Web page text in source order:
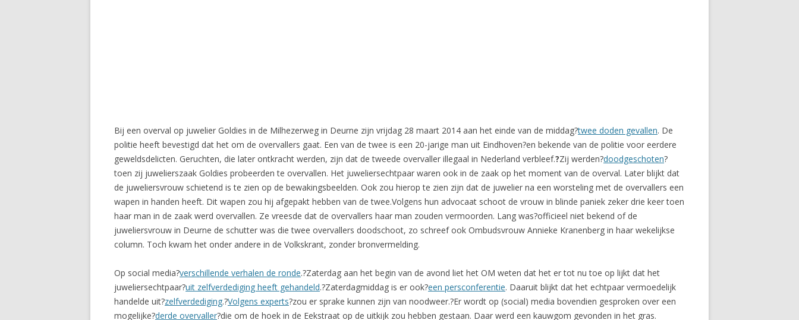
Bij een overval op juwelier Goldies in de Milhezerweg in Deurne zijn vrijdag 28 maart 2014 aan het einde van de middag?twee doden gevallen. De
politie heeft bevestigd dat het om de overvallers gaat. Een van de twee is een 20-jarige man uit Eindhoven?en bekende van de politie voor eerdere
geweldsdelicten. Geruchten, die later ontkracht werden, zijn dat de tweede overvaller illegaal in Nederland verbleef.?Zij werden?doodgeschoten?
toen zij juwelierszaak Goldies probeerden te overvallen. Het juweliersechtpaar waren ook in de zaak op het moment van de overval. Later blijkt dat
de juweliersvrouw schietend is te zien op de bewakingsbeelden. Ook zou hierop te zien zijn dat de juwelier na een worsteling met de overvallers een
wapen in handen heeft. Dit wapen zou hij afgepakt hebben van de twee.Volgens hun advocaat schoot de vrouw in blinde paniek zeker drie keer toen
haar man in de zaak werd overvallen. Ze vreesde dat de overvallers haar man zouden vermoorden. Lang was?officieel niet bekend of de
juweliersvrouw in Deurne de schutter was die twee overvallers doodschoot, zo schreef ook Ombudsvrouw Annieke Kranenberg in haar wekelijkse
column. Toch kwam het onder andere in de Volkskrant, zonder bronvermelding.
Op social media?verschillende verhalen de ronde.?Zaterdag aan het begin van de avond liet het OM weten dat het er tot nu toe op lijkt dat het
juweliersechtpaar?uit zelfverdediging heeft gehandeld.?Zaterdagmiddag is er ook?een persconferentie. Daaruit blijkt dat het echtpaar vermoedelijk
handelde uit?zelfverdediging.?Volgens experts?zou er sprake kunnen zijn van noodweer.?Er wordt op (social) media bovendien gesproken over een
mogelijke?derde overvaller?die om de hoek in de Eekstraat op de uitkijk zou hebben gestaan. Daar werd een kauwgom gevonden in het gras.